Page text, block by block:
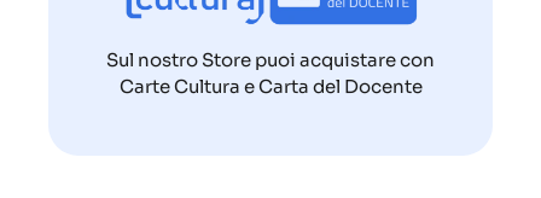
Sul nostro Store puoi acquistare con
Carte Cultura e Carta del Docente